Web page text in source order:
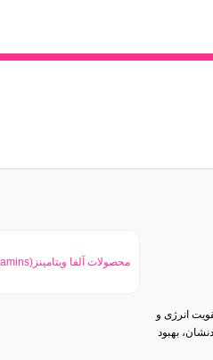
محصولات آلفا ویتامینز(Alfa Vitamins)
انرژی و
بهبود